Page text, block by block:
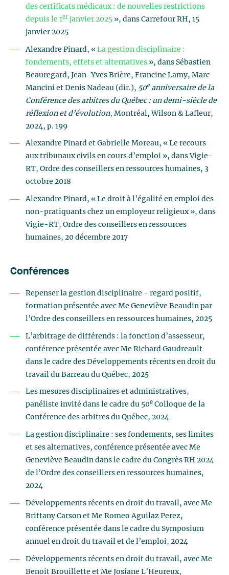
des certificats médicaux : de nouvelles restrictions
depuis le 1er janvier 2025 », dans Carrefour RH, 15
janvier 2025
Alexandre Pinard, « La gestion disciplinaire :
fondements, effets et alternatives », dans Sébastien
Beauregard, Jean-Yves Brière, Francine Lamy, Marc
Mancini et Denis Nadeau (dir.), 50eanniversaire de la
Conférence des arbitres du Québec : un demi-siècle de
réflexion et d’évolution, Montréal, Wilson & Lafleur,
2024, p. 199
Alexandre Pinard et Gabrielle Moreau, « Le recours
aux tribunaux civils en cours d’emploi », dans Vigie-
RT, Ordre des conseillers en ressources humaines, 3
octobre 2018
Alexandre Pinard, « Le droit à l’égalité en emploi des
non-pratiquants chez un employeur religieux », dans
Vigie-RT, Ordre des conseillers en ressources
humaines, 20 décembre 2017
Conférences
Repenser la gestion disciplinaire - regard positif,
formation présentée avec Me Geneviève Beaudin par
l’Ordre des conseillers en ressources humaines, 2025
L’arbitrage de différends : la fonction d’assesseur,
conférence présentée avec Me Richard Gaudreault
dans le cadre des Développements récents en droit du
travail du Barreau du Québec, 2025
Les mesures disciplinaires et administratives,
panéliste invité dans le cadre du 50e Colloque de la
Conférence des arbitres du Québec, 2024
La gestion disciplinaire : ses fondements, ses limites
et ses alternatives, conférence présentée avec Me
Geneviève Beaudin dans le cadre du Congrès RH 2024
de l’Ordre des conseillers en ressources humaines,
2024
Développements récents en droit du travail, avec Me
Brittany Carson et Me Romeo Aguilaz Perez,
conférence présentée dans le cadre du Symposium
annuel en droit du travail et de l’emploi, 2024
Développements récents en droit du travail, avec Me
Benoit Brouillette et Me Josiane L’Heureux,